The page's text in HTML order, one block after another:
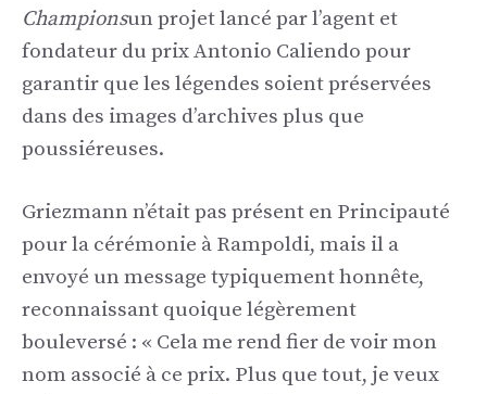
Championsun projet lancé par l’agent et
fondateur du prix Antonio Caliendo pour
garantir que les légendes soient préservées
dans des images d’archives plus que
poussiéreuses.
Griezmann n’était pas présent en Principauté
pour la cérémonie à Rampoldi, mais il a
envoyé un message typiquement honnête,
reconnaissant quoique légèrement
bouleversé : « Cela me rend fier de voir mon
nom associé à ce prix. Plus que tout, je veux